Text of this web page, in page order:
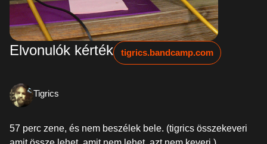
Elvonulók kérték tigrics.bandcamp.com
Tigrics
57 perc zene, és nem beszélek bele. (tigrics összekeveri